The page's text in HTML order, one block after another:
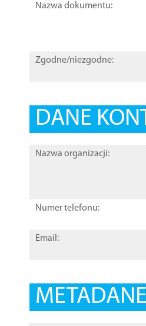
Nazwa dokumentu:
Zgodne/niezgodne:
DANE
Nazwa organizacji:
Numer telefonu:
Email: